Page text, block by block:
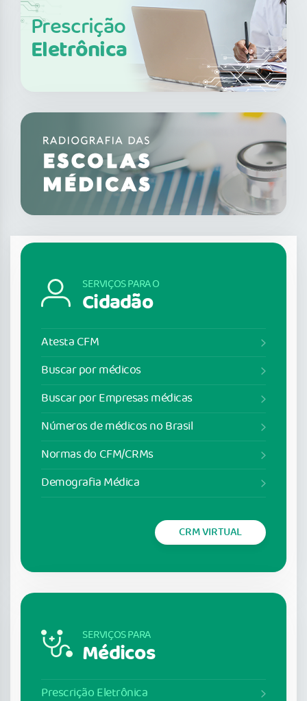
Prescrição
Eletrônica
SERVIÇOS PARA O
Cidadão
Atesta CFM
Buscar por médicos
Buscar por Empresas médicas
Números de médicos no Brasil
Normas do CFM/CRMs
Demografia Médica
CRM VIRTUAL
SERVIÇOS PARA
Médicos
Prescrição Eletrônica